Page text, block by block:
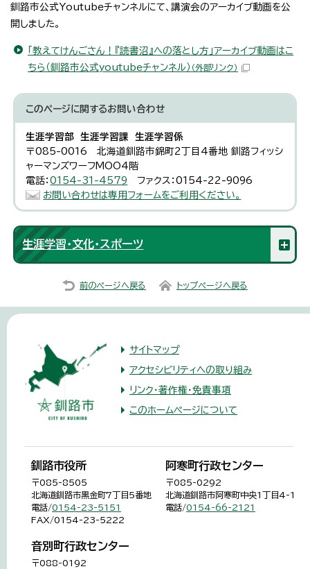
釧路市公式Youtubeチャンネルにて、講演会のアーカイブ動画を公
開しました。
「教えてけんごさん！『読書沼』への落とし方」アーカイブ動画はこ
ちら（釧路市公式youtubeチャンネル） （外部リンク）
このページに関するお問い合わせ
生涯学習部 生涯学習課 生涯学習係
〒085-0016 北海道釧路市錦町2丁目4番地 釧路フィッシ
ャーマンズワーフMOO4階
電話：0154-31-4579
ファクス：0154-22-9096
お問い合わせは専用フォームをご利用ください。
生涯学習・文化・スポーツ
前のページへ戻る トップページへ戻る
サイトマップ
アクセシビリティへの取り組み
リンク・著作権・免責事項
このホームページについて
釧路市役所
〒085-8505
北海道釧路市黒金町7丁目5番地
電話/0154-23-5151
FAX/0154-23-5222
阿寒町行政センター
〒085-0292
北海道釧路市阿寒町中央1丁目4-1
電話/0154-66-2121
音別町行政センター
〒088-0192